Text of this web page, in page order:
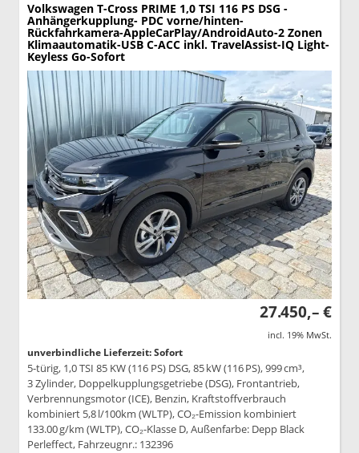
Volkswagen T-Cross PRIME 1,0 TSI 116 PS DSG -
Anhängerkupplung- PDC vorne/hinten-
Rückfahrkamera-AppleCarPlay/AndroidAuto-2 Zonen
Klimaautomatik-USB C-ACC inkl. TravelAssist-IQ Light-
Keyless Go-Sofort
27.450,– €
incl. 19% MwSt.
unverbindliche Lieferzeit: Sofort
5-türig, 1,0 TSI 85 KW (116 PS) DSG, 85 kW (116 PS), 999 cm³,
3 Zylinder, Doppelkupplungsgetriebe (DSG), Frontantrieb,
Verbrennungsmotor (ICE), Benzin, Kraftstoffverbrauch
kombiniert 5,8 l/100km (WLTP), CO₂-Emission kombiniert
133.00 g/km (WLTP), CO₂-Klasse D, Außenfarbe: Depp Black
Perleffect, Fahrzeugnr.: 132396